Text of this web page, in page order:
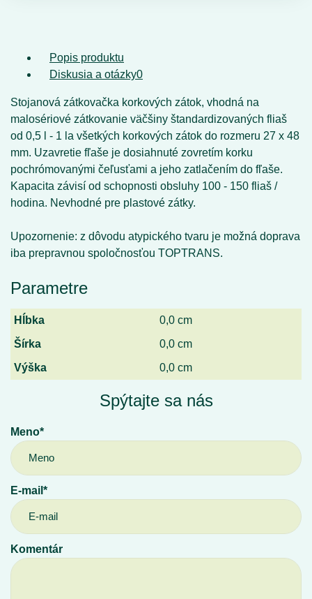
Popis produktu
Diskusia a otázky0
Stojanová zátkovačka korkových zátok, vhodná na
malosériové zátkovanie väčšiny štandardizovaných fliaš
od 0,5 l - 1 la všetkých korkových zátok do rozmeru 27 x 48
mm. Uzavretie fľaše je dosiahnuté zovretím korku
pochrómovanými čeľusťami a jeho zatlačením do fľaše.
Kapacita závisí od schopnosti obsluhy 100 - 150 fliaš /
hodina. Nevhodné pre plastové zátky.
Upozornenie: z dôvodu atypického tvaru je možná doprava
iba prepravnou spoločnosťou TOPTRANS.
Parametre
Hĺbka
0,0 cm
Šírka
0,0 cm
Výška
0,0 cm
Spýtajte sa nás
Meno*
E-mail*
Komentár